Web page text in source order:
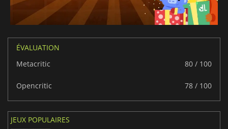
ÉVALUATION
Metacritic
80 / 100
Opencritic 78 / 100
JEUX POPULAIRES